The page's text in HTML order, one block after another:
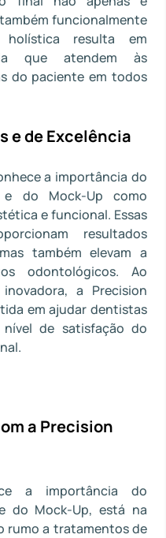
funcionalmente
holística resulta em
que atendem às
do paciente em todos
e de Excelência
a importância do
e do Mock-Up como
e funcional. Essas
resultados
também elevam a
odontológicos. Ao
a Precision
em ajudar dentistas
de satisfação do
a Precision
a importância do
do Mock-Up, está na
rumo a tratamentos de